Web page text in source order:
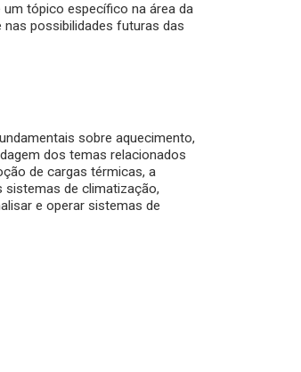
tópico específico na área da
possibilidades futuras das
sobre aquecimento,
dos temas relacionados
de cargas térmicas, a
de climatização,
e operar sistemas de